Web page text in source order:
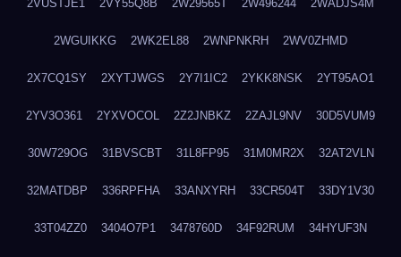
2VUSTJE1 2VY55Q8B 2W29565T 2W496244 2WADJS4M
2WGUIKKG 2WK2EL88 2WNPNKRH 2WV0ZHMD
2X7CQ1SY 2XYTJWGS 2Y7I1IC2 2YKK8NSK 2YT95AO1
2YV3O361 2YXVOCOL 2Z2JNBKZ 2ZAJL9NV 30D5VUM9
30W729OG 31BVSCBT 31L8FP95 31M0MR2X 32AT2VLN
32MATDBP 336RPFHA 33ANXYRH 33CR504T 33DY1V30
33T04ZZ0 3404O7P1 3478760D 34F92RUM 34HYUF3N